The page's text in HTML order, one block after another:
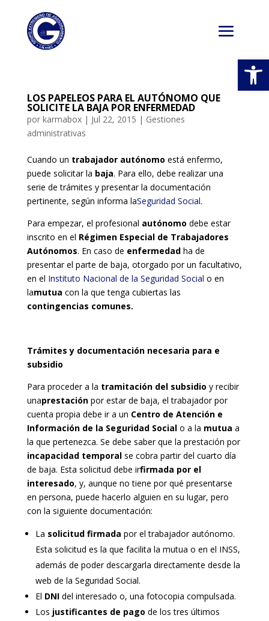
LOS PAPELEOS PARA EL AUTÓNOMO QUE
SOLICITE LA BAJA POR ENFERMEDAD
por karmabox| Jul 22, 2015 | Gestiones
administrativas
Cuando un trabajador autónomo está enfermo,
puede solicitar la baja. Para ello, debe realizar una
serie de trámites y presentar la documentación
pertinente, según informa laSeguridad Social.
Para empezar, el profesional autónomo debe estar
inscrito en el Régimen Especial de Trabajadores
Autónomos. En caso de enfermedadha de
presentar el parte de baja, otorgado por un facultativo,
en el Instituto Nacional de la Seguridad Social o en
lamutua con la que tenga cubiertas las
contingencias comunes.
Trámites y documentación necesaria para e
subsidio
Para proceder a la tramitación del subsidio y recibir
unaprestaciónpor estar de baja, el trabajador por
cuenta propia debe ir a un Centro de Atención e
Información de la Seguridad Socialo a la mutua a
la que pertenezca. Se debe saber que la prestación por
incapacidad temporalse cobra partir del cuarto día
de baja. Esta solicitud debe irfirmada por el
interesado, y, aunque no tiene por qué presentarse
en persona, puede hacerlo alguien en su lugar, pero
con la siguiente documentación:
La solicitud firmada por el trabajador autónomo.
Esta solicitud es la que facilita la mutua o en el INSS,
además de poder descargarla directamente desde la
web de la Seguridad Social.
El DNIdel interesado o, una fotocopia compulsada.
Los justificantes de pago de los tres últimos